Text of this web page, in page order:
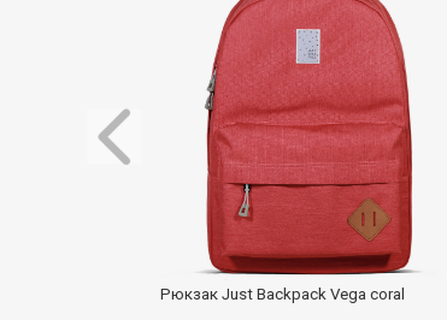
Рюкзак Just Backpack Vega coral